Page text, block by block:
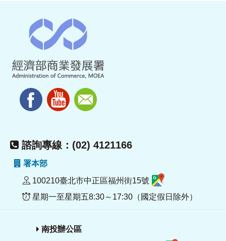
諮詢專線：(02) 4121166
署本部
100210臺北市中正區福州街15號
星期一至星期五8:30～17:30（國定假日除外）
南投辦公區